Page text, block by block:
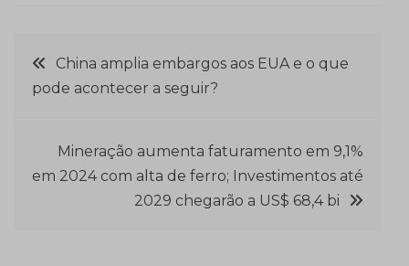
Navegação
de
Post
China amplia embargos aos EUA e o que
pode acontecer a seguir?
Mineração aumenta faturamento em 9,1%
em 2024 com alta de ferro; Investimentos até
2029 chegarão a US$ 68,4 bi